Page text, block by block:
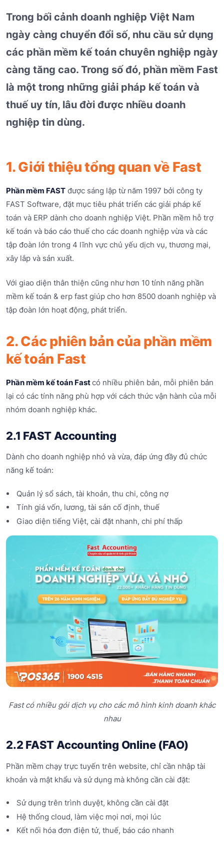
Trong bối cảnh doanh nghiệp Việt Nam
ngày càng chuyển đổi số, nhu cầu sử dụng
các phần mềm kế toán chuyên nghiệp ngày
càng tăng cao. Trong số đó, phần mềm Fast
là một trong những giải pháp kế toán và
thuế uy tín, lâu đời được nhiều doanh
nghiệp tin dùng.
1. Giới thiệu tổng quan về Fast
Phần mềm FAST được sáng lập từ năm 1997 bởi công ty
FAST Software, đặt mục tiêu phát triển các giải pháp kế
toán và ERP dành cho doanh nghiệp Việt. Phần mềm hỗ trợ
kế toán và báo cáo thuế cho các doanh nghiệp vừa và các
tập đoàn lớn trong 4 lĩnh vực chủ yếu dịch vụ, thương mại,
xây lắp và sản xuất.
Với giao diện thân thiện cũng như hơn 10 tính năng phần
mềm kế toán & erp fast giúp cho hơn 8500 doanh nghiệp và
tập đoàn lớn hoạt động, phát triển.
2. Các phiên bản của phần mềm
kế toán Fast
Phần mềm kế toán Fastcó nhiều phiên bản, mỗi phiên bản
lại có các tính năng phù hợp với cách thức vận hành của mỗi
nhóm doanh nghiệp khác.
2.1 FAST Accounting
Dành cho doanh nghiệp nhỏ và vừa, đáp ứng đầy đủ chức
năng kế toán:
Quản lý sổ sách, tài khoản, thu chi, công nợ
Tính giá vốn, lương, tài sản cố định, thuế
Giao diện tiếng Việt, cài đặt nhanh, chi phí thấp
Fast có nhiều gói dịch vụ cho các mô hình kinh doanh khác
nhau
2.2 FAST Accounting Online (FAO)
Phần mềm chạy trực tuyến trên website, chỉ cần nhập tài
khoản và mật khẩu và sử dụng mà không cần cài đặt:
Sử dụng trên trình duyệt, không cần cài đặt
Hệ thống cloud, làm việc mọi nơi, mọi lúc
Kết nối hóa đơn điện tử, thuế, báo cáo nhanh